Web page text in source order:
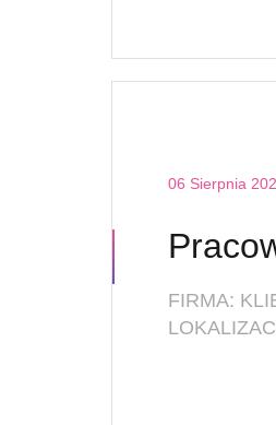
06 Sierpnia
FIRMA: